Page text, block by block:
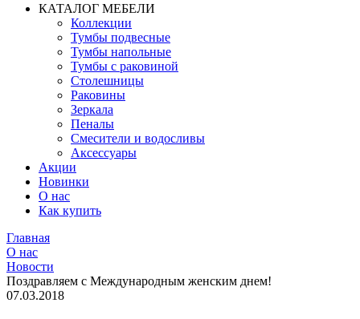
КАТАЛОГ МЕБЕЛИ
Коллекции
Тумбы подвесные
Тумбы напольные
Тумбы с раковиной
Столешницы
Раковины
Зеркала
Пеналы
Смесители и водосливы
Аксессуары
Акции
Новинки
О нас
Как купить
Главная
О нас
Новости
Поздравляем с Международным женским днем!
07.03.2018